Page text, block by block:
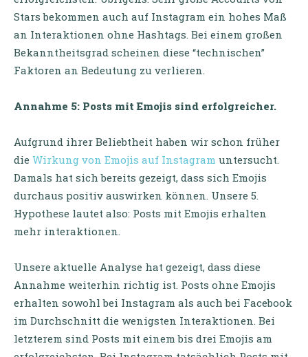
Stars bekommen auch auf Instagram ein hohes Maß
an Interaktionen ohne Hashtags. Bei einem großen
Bekanntheitsgrad scheinen diese “technischen”
Faktoren an Bedeutung zu verlieren.
Annahme 5: Posts mit Emojis sind erfolgreicher.
Aufgrund ihrer Beliebtheit haben wir schon früher
die Wirkung von Emojis auf Instagram untersucht.
Damals hat sich bereits gezeigt, dass sich Emojis
durchaus positiv auswirken können. Unsere 5.
Hypothese lautet also: Posts mit Emojis erhalten
mehr interaktionen.
Unsere aktuelle Analyse hat gezeigt, dass diese
Annahme weiterhin richtig ist. Posts ohne Emojis
erhalten sowohl bei Instagram als auch bei Facebook
im Durchschnitt die wenigsten Interaktionen. Bei
letzterem sind Posts mit einem bis drei Emojis am